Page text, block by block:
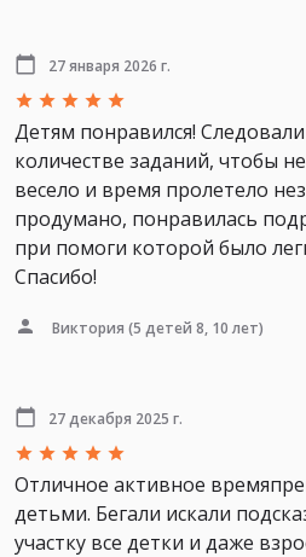
27 января 2026 г.
Детям понравился!
количестве заданий, чтобы
весело и время пролетело
продумано, понравилась
при помоги которой было
Спасибо!
Виктория (5 детей 8, 10 лет)
27 декабря 2025 г.
Отличное активное
детьми. Бегали искали
участку все детки и даже